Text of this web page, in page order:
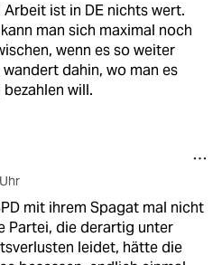
ist in DE nichts wert.
man sich maximal noch
wenn es so weiter
dahin, wo man es
will.
mit ihrem Spagat mal nicht
Partei, die derartig unter
leidet, hätte die